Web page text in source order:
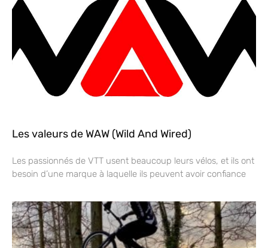
Les valeurs de WAW (Wild And Wired)
Les passionnés de VTT usent beaucoup leurs vélos, et ils ont
besoin d’une marque à laquelle ils peuvent avoir confiance